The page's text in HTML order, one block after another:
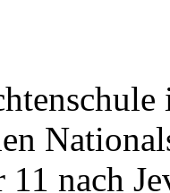
11 nach